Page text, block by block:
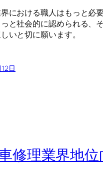
における職人はもっと必
と社会的に認められる、
いと切に願います。
日
修理業界地